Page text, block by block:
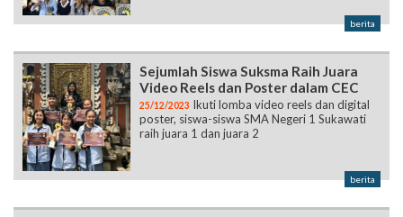
berita
Sejumlah Siswa Suksma Raih Juara
Video Reels dan Poster dalam CEC
25/12/2023 Ikuti lomba video reels dan digital
poster, siswa-siswa SMA Negeri 1 Sukawati
raih juara 1 dan juara 2
berita